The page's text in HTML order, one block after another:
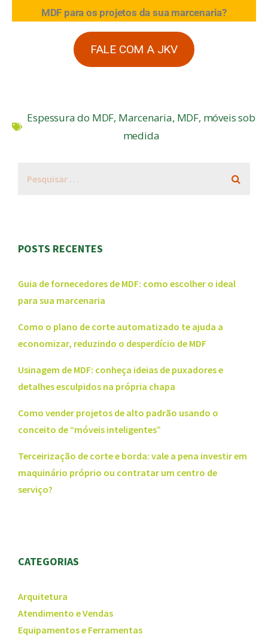
MDF para os projetos da sua marcenaria?
FALE COM A JKV
Espessura do MDF, Marcenaria, MDF, móveis sob
medida
POSTS RECENTES
Guia de fornecedores de MDF: como escolher o ideal
para sua marcenaria
Como o plano de corte automatizado te ajuda a
economizar, reduzindo o desperdício de MDF
Usinagem de MDF: conheça ideias de puxadores e
detalhes esculpidos na própria chapa
Como vender projetos de alto padrão usando o
conceito de “móveis inteligentes”
Terceirização de corte e borda: vale a pena investir em
maquinário próprio ou contratar um centro de
serviço?
CATEGORIAS
Arquitetura
Atendimento e Vendas
Equipamentos e Ferramentas